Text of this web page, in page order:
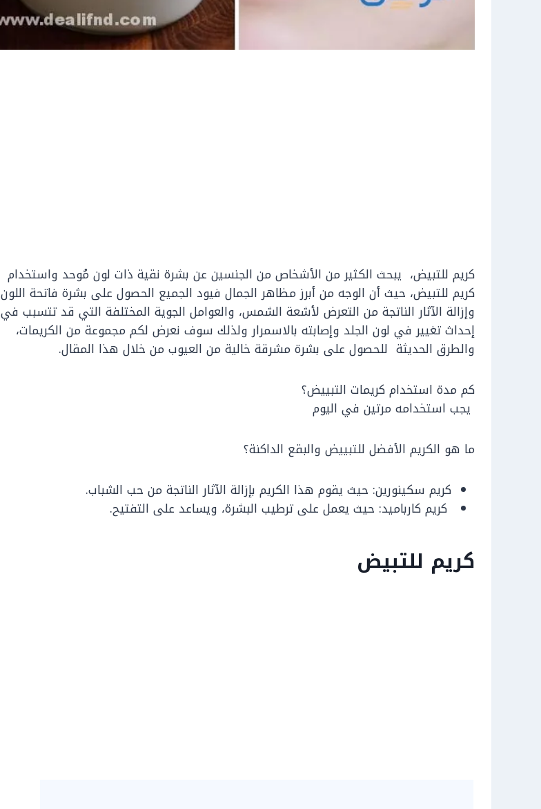
كريم للتبيض، يبحث الكثير من الأشخاص من الجنسين عن بشرة نقية ذات لون مُوحد واستخدام
كريم للتبيض، حيث أن الوجه من أبرز مظاهر الجمال فيود الجميع الحصول على بشرة فاتحة اللون
وإزالة الآثار الناتجة من التعرض لأشعة الشمس، والعوامل الجوية المختلفة التي قد تتسبب في
إحداث تغيير في لون الجلد وإصابته بالاسمرار ولذلك سوف نعرض لكم مجموعة من الكريمات،
والطرق الحديثة للحصول على بشرة مشرقة خالية من العيوب من خلال هذا المقال.
كم مدة استخدام كريمات التبييض؟
يجب استخدامه مرتين في اليوم
ما هو الكريم الأفضل للتبييض والبقع الداكنة؟
كريم سكينورين: حيث يقوم هذا الكريم بإزالة الآثار الناتجة من حب الشباب.
كريم كارباميد: حيث يعمل على ترطيب البشرة، ويساعد على التفتيح.
كريم للتبيض